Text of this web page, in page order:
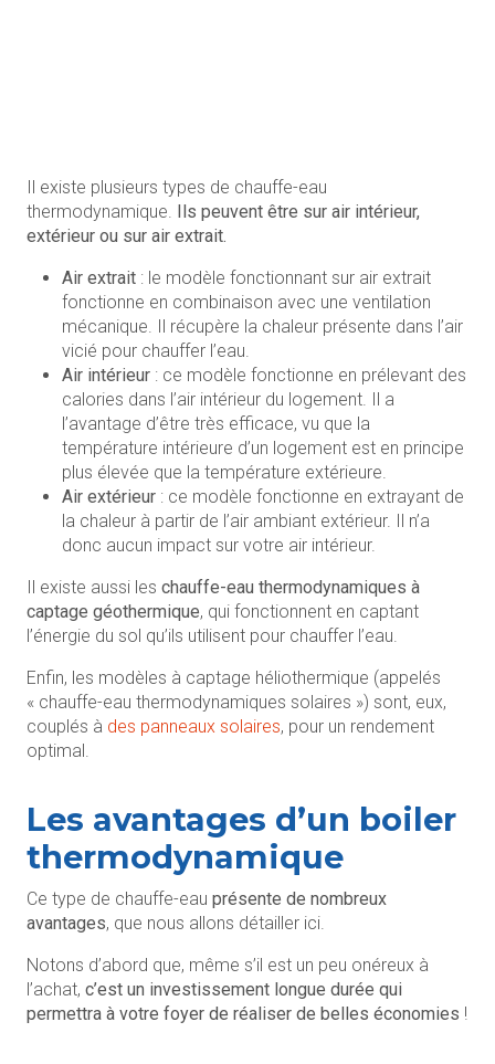
Il existe plusieurs types de chauffe-eau
thermodynamique. Ils peuvent être sur air intérieur,
extérieur ou sur air extrait.
Air extrait : le modèle fonctionnant sur air extrait
fonctionne en combinaison avec une ventilation
mécanique. Il récupère la chaleur présente dans l’air
vicié pour chauffer l’eau.
Air intérieur : ce modèle fonctionne en prélevant des
calories dans l’air intérieur du logement. Il a
l’avantage d’être très efficace, vu que la
température intérieure d’un logement est en principe
plus élevée que la température extérieure.
Air extérieur : ce modèle fonctionne en extrayant de
la chaleur à partir de l’air ambiant extérieur. Il n’a
donc aucun impact sur votre air intérieur.
Il existe aussi les chauffe-eau thermodynamiques à
captage géothermique, qui fonctionnent en captant
l’énergie du sol qu’ils utilisent pour chauffer l’eau.
Enfin, les modèles à captage héliothermique (appelés
« chauffe-eau thermodynamiques solaires ») sont, eux,
couplés à des panneaux solaires, pour un rendement
optimal.
Les avantages d’un boiler
thermodynamique
Ce type de chauffe-eau présente de nombreux
avantages, que nous allons détailler ici.
Notons d’abord que, même s’il est un peu onéreux à
l’achat, c’est un investissement longue durée qui
permettra à votre foyer de réaliser de belles économies !